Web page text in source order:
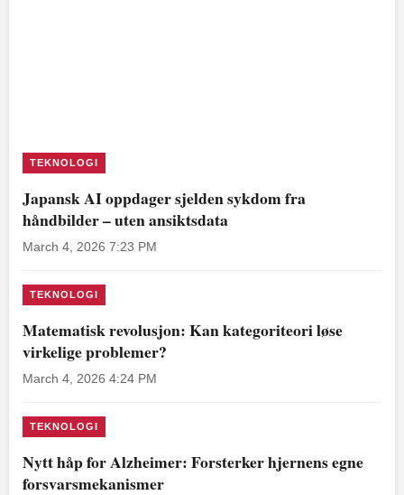
TEKNOLOGI
Japansk AI oppdager sjelden sykdom fra
håndbilder – uten ansiktsdata
March 4, 2026 7:23 PM
TEKNOLOGI
Matematisk revolusjon: Kan kategoriteori løse
virkelige problemer?
March 4, 2026 4:24 PM
TEKNOLOGI
Nytt håp for Alzheimer: Forsterker hjernens egne
forsvarsmekanismer